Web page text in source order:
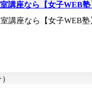
講座なら【女子WEB塾